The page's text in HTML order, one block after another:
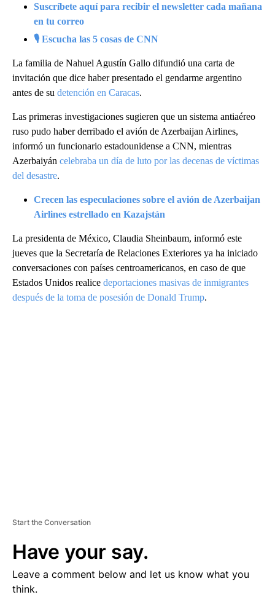
Suscríbete aquí para recibir el newsletter cada mañana
en tu correo
🎙 Escucha las 5 cosas de CNN
La familia de Nahuel Agustín Gallo difundió una carta de
invitación que dice haber presentado el gendarme argentino
antes de su detención en Caracas.
Las primeras investigaciones sugieren que un sistema antiaéreo
ruso pudo haber derribado el avión de Azerbaijan Airlines,
informó un funcionario estadounidense a CNN, mientras
Azerbaiyán celebraba un día de luto por las decenas de víctimas
del desastre.
Crecen las especulaciones sobre el avión de Azerbaijan
Airlines estrellado en Kazajstán
La presidenta de México, Claudia Sheinbaum, informó este
jueves que la Secretaría de Relaciones Exteriores ya ha iniciado
conversaciones con países centroamericanos, en caso de que
Estados Unidos realice deportaciones masivas de inmigrantes
después de la toma de posesión de Donald Trump.
Start the Conversation
Have your say.
Leave a comment below and let us know what you
think.